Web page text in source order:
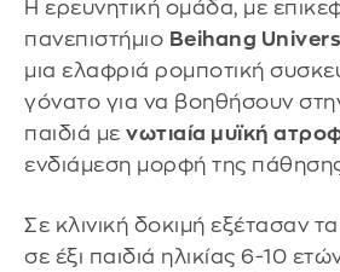
Η ερευνητική ομάδα, με
πανεπιστήμιο Beihang
μια ελαφριά ρομποτική
γόνατο για να βοηθήσουν
παιδιά με νωτιαία μυϊκή
ενδιάμεση μορφή της
Σε κλινική δοκιμή εξέτασαν
σε έξι παιδιά ηλικίας 6-10